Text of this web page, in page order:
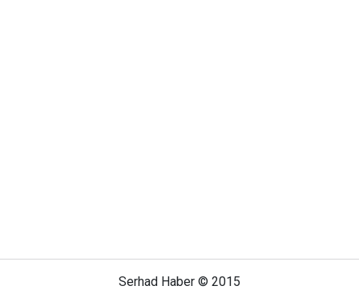
Serhad Haber © 2015